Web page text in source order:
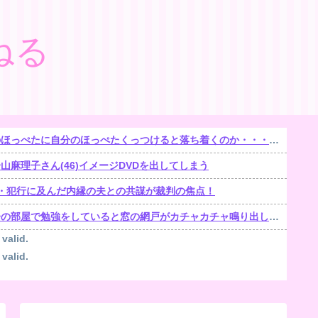
る
ぺたに自分のほっぺたくっつけると落ち着くのか・・・【再】
麻理子さん(46)イメージDVDを出してしまう
行に及んだ内縁の夫との共謀が裁判の焦点！
で勉強をしていると窓の網戸がカチャカチャ鳴り出した。【再】
valid.
valid.